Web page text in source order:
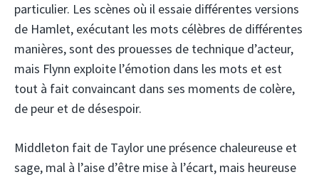
particulier. Les scènes où il essaie différentes versions
de Hamlet, exécutant les mots célèbres de différentes
manières, sont des prouesses de technique d’acteur,
mais Flynn exploite l’émotion dans les mots et est
tout à fait convaincant dans ses moments de colère,
de peur et de désespoir.
Middleton fait de Taylor une présence chaleureuse et
sage, mal à l’aise d’être mise à l’écart, mais heureuse